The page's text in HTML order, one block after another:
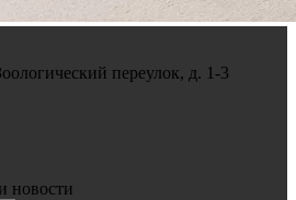
переулок, д. 1-3
новости